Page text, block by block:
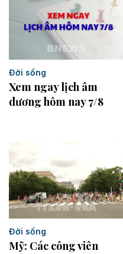
Đời sống
Xem ngay lịch âm
dương hôm nay 7/8
Đời sống
Mỹ: Các công viên